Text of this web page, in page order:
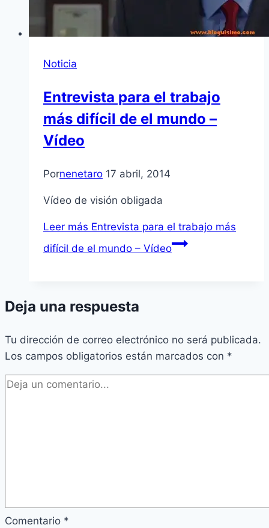
Noticia
Entrevista para el trabajo
más difícil de el mundo –
Vídeo
Pornenetaro 17 abril, 2014
Vídeo de visión obligada
Leer más Entrevista para el trabajo más
difícil de el mundo – Vídeo
Deja una respuesta
Tu dirección de correo electrónico no será publicada.
Los campos obligatorios están marcados con *
Comentario *